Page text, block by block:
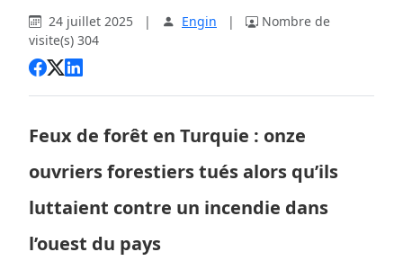
24 juillet 2025 | Engin |
Nombre de
visite(s) 304
Feux de forêt en Turquie : onze
ouvriers forestiers tués alors qu’ils
luttaient contre un incendie dans
l’ouest du pays